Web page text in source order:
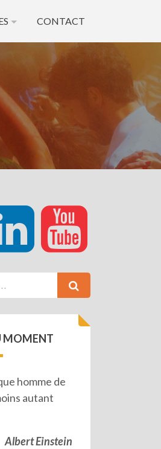
CONTACT
MOMENT
homme de
autant
Albert Einstein